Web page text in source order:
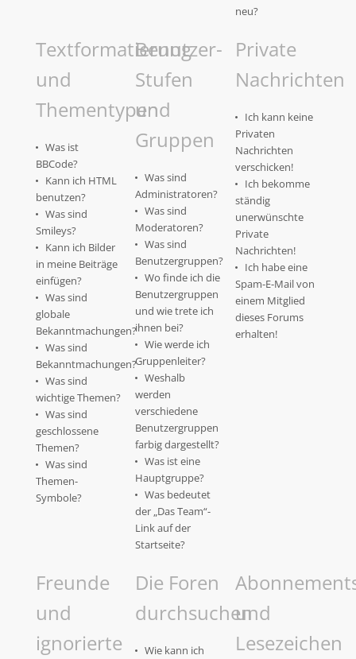
neu?
Textformatierung
und
Thementypen
Was ist
BBCode?
Kann ich HTML
benutzen?
Was sind
Smileys?
Kann ich Bilder
in meine Beiträge
einfügen?
Was sind
globale
Bekanntmachungen?
Was sind
Bekanntmachungen?
Was sind
wichtige Themen?
Was sind
geschlossene
Themen?
Was sind
Themen-
Symbole?
Benutzer-
Stufen
und
Gruppen
Was sind
Administratoren?
Was sind
Moderatoren?
Was sind
Benutzergruppen?
Wo finde ich die
Benutzergruppen
und wie trete ich
ihnen bei?
Wie werde ich
Gruppenleiter?
Weshalb
werden
verschiedene
Benutzergruppen
farbig dargestellt?
Was ist eine
Hauptgruppe?
Was bedeutet
der „Das Team“-
Link auf der
Startseite?
Private
Nachrichten
Ich kann keine
Privaten
Nachrichten
verschicken!
Ich bekomme
ständig
unerwünschte
Private
Nachrichten!
Ich habe eine
Spam-E-Mail von
einem Mitglied
dieses Forums
erhalten!
Freunde
und
ignorierte
Die Foren
durchsuchen
Wie kann ich
und
Lesezeichen